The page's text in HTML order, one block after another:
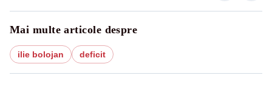
Mai multe articole despre
ilie bolojan deficit